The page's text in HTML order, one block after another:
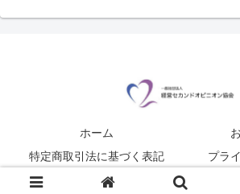
ホーム
特定商取引法に基づく表記
プラ
© 2020-2026 経営セカンドオピ